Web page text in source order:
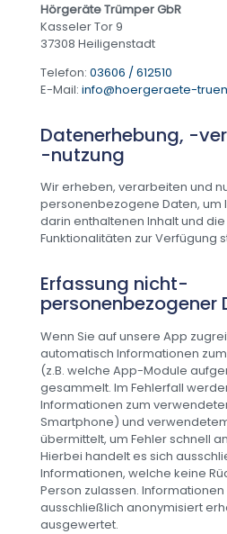
Hörgeräte Trümper GbR
Kasseler Tor 9
37308 Heiligenstadt
Telefon: 03606 / 612510
E-Mail: info@hoergeraete-
Datenerhebung, -
-nutzung
Wir erheben, verarbeiten und
personenbezogene Daten, um
darin enthaltenen Inhalt und
Funktionalitäten zur Verfügung
Erfassung nicht-
personenbezogener
Wenn Sie auf unsere App
automatisch Informationen
(z.B. welche App-Module
gesammelt. Im Fehlerfall
Informationen zum
Smartphone) und
übermittelt, um Fehler schnell
Hierbei handelt es sich
Informationen, welche keine
Person zulassen.
ausschließlich anonymisiert
ausgewertet.